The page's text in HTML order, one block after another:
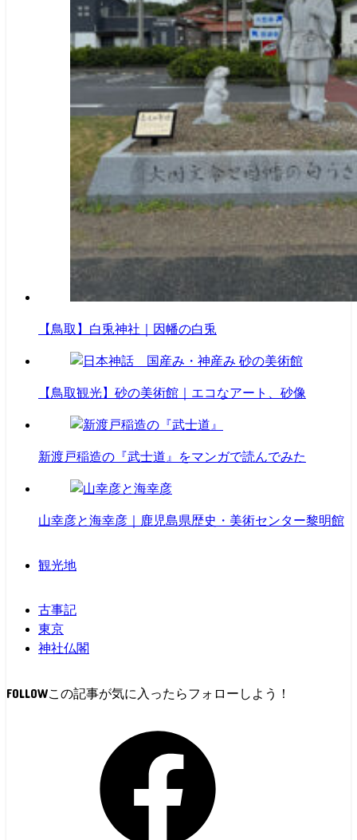
【鳥取】白兎神社｜因幡の白兎
【鳥取観光】砂の美術館｜エコなアート、砂像
新渡戸稲造の『武士道』をマンガで読んでみた
山幸彦と海幸彦｜鹿児島県歴史・美術センター黎明館
観光地
古事記
東京
神社仏閣
FOLLOW